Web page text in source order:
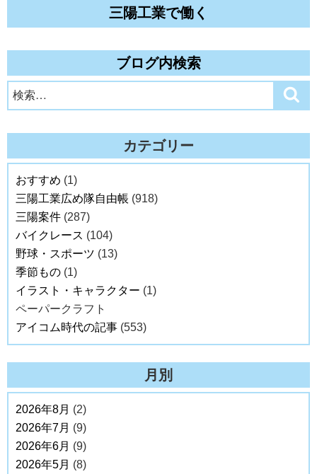
三陽工業で働く
ブログ内検索
検
索:
カテゴリー
おすすめ (1)
三陽工業広め隊自由帳 (918)
三陽案件 (287)
バイクレース (104)
野球・スポーツ (13)
季節もの (1)
イラスト・キャラクター (1)
ペーパークラフト
アイコム時代の記事 (553)
月別
2026年8月 (2)
2026年7月 (9)
2026年6月 (9)
2026年5月 (8)